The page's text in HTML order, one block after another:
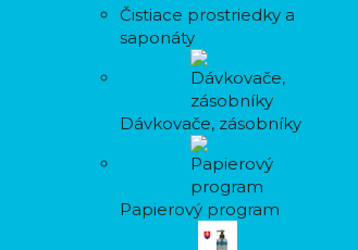
Čistiace prostriedky a
saponáty
Dávkovače, zásobníky
Papierový program